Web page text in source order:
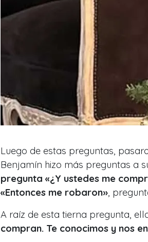
Luego de estas preguntas,
Benjamín hizo más preguntas a
pregunta «¿Y ustedes me
«Entonces me robaron» ,
A raíz de esta tierna pregunta,
compran. Te conocimos y nos